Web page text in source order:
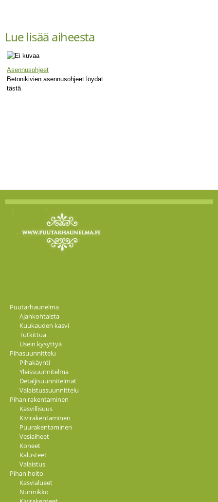
Lue lisää aiheesta
Asennusohjeet
Betonikivien asennusohjeet löydät
tästä
Puutarhaunelma
Ajankohtaista
Kuukauden kasvi
Tutkittua
Usein kysyttyä
Pihasuunnittelu
Pihakäynti
Yleissuunnitelma
Detaljisuunnitelmat
Valaistussuunnittelu
Pihan rakentaminen
Kasvillisuus
Kivirakentaminen
Puurakentaminen
Vesiaiheet
Koneet
Kalusteet
Valaistus
Pihan hoito
Kasvialueet
Nurmikko